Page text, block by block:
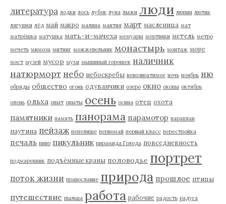
литература лодки лось лубок луна лыжи люди люпин лютик
лягушки лёд май макро малина мантия март масленица мат
матрёшка матушка мать-и-мачеха мемуары мертвяки метель метро
мечеть мимоза митинг можжевельник монастырь монтаж море
мост музей мусор мухи мышиный горошек наличник
натюрморт небо небоскребы невозвратимое ночь ноябрь ню
обряды общество огонь одуванчики озеро окно окопы октябрь
олень ольха опыт опыты осень осина отец охота
памятники память панорама парамотор параплан
паутина пейзаж пепелище первомай первый класс перестройка
печаль пиво пикульник пирамида Голода повседневность
подмаренник подъёмные краны половодье портрет
поток жизни православие природа прошлое птицы
путешествие пыльца работа рабочие радость радуга